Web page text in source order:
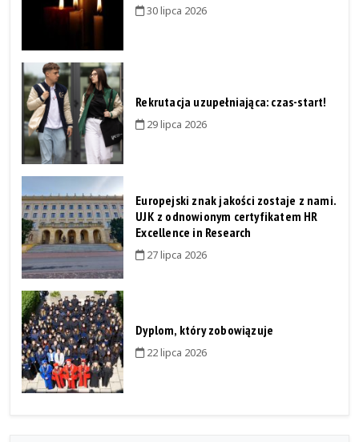
30 lipca 2026
Rekrutacja uzupełniająca: czas-start!
29 lipca 2026
Europejski znak jakości zostaje z nami.
UJK z odnowionym certyfikatem HR
Excellence in Research
27 lipca 2026
Dyplom, który zobowiązuje
22 lipca 2026